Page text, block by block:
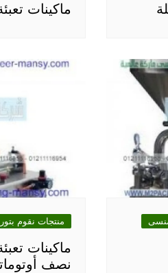
ماكينات
منتجات نقوم
ماكينات
نصف